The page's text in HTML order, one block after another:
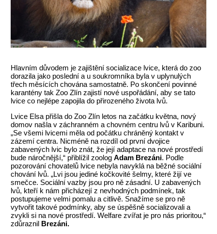
Hlavním důvodem je zajištění socializace lvice, která do zoo
dorazila jako poslední a u soukromníka byla v uplynulých
třech měsících chována samostatně. Po skončení povinné
karantény tak Zoo Zlín zajistí nové uspořádání, aby se tato
lvice co nejlépe zapojila do přirozeného života lvů.
Lvice Elsa přišla do Zoo Zlín letos na začátku května, nový
domov našla v záchranném a chovném centru lvů v Karibuni.
„Se všemi lvicemi měla od počátku chráněný kontakt v
zázemí centra. Nicméně na rozdíl od první dvojice
zabavených lvic bylo znát, že její adaptace na nové prostředí
bude náročnější,“ přiblížil zoologAdam Brezáni. Podle
pozorování chovatelů lvice nebyla navyklá na běžné sociální
chování lvů. „Lvi jsou jediné kočkovité šelmy, které žijí ve
smečce. Sociální vazby jsou pro ně zásadní. U zabavených
lvů, kteří k nám přicházejí z nevhodných podmínek, tak
postupujeme velmi pomalu a citlivě. Snažíme se pro ně
vytvořit takové podmínky, aby se úspěšně socializovali a
zvykli si na nové prostředí. Welfare zvířat je pro nás prioritou,“
zdůraznil Brezáni.